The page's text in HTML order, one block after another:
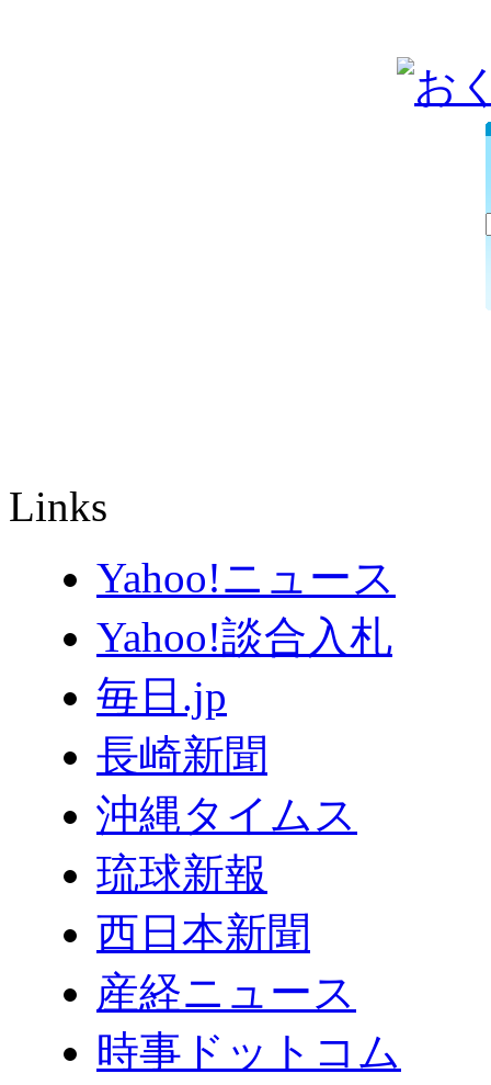
Links
Yahoo!ニュース
Yahoo!談合入札
毎日.jp
長崎新聞
沖縄タイムス
琉球新報
西日本新聞
産経ニュース
時事ドットコム